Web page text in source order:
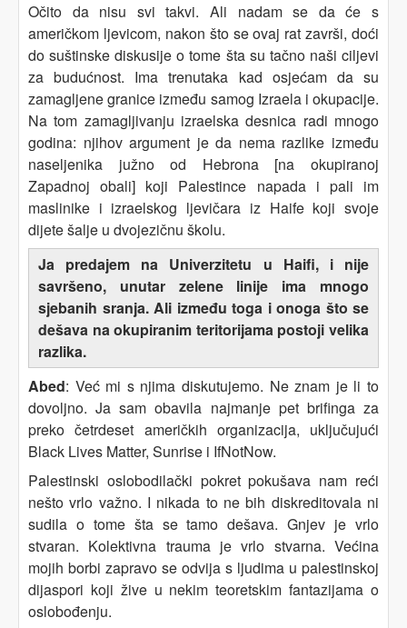
Očito da nisu svi takvi. Ali nadam se da će s
američkom ljevicom, nakon što se ovaj rat završi, doći
do suštinske diskusije o tome šta su tačno naši ciljevi
za budućnost. Ima trenutaka kad osjećam da su
zamagljene granice između samog Izraela i okupacije.
Na tom zamagljivanju izraelska desnica radi mnogo
godina: njihov argument je da nema razlike između
naseljenika južno od Hebrona [na okupiranoj
Zapadnoj obali] koji Palestince napada i pali im
maslinike i izraelskog ljevičara iz Haife koji svoje
dijete šalje u dvojezičnu školu.
Ja predajem na Univerzitetu u Haifi, i nije
savršeno, unutar zelene linije ima mnogo
sjebanih sranja. Ali između toga i onoga što se
dešava na okupiranim teritorijama postoji velika
razlika.
Abed: Već mi s njima diskutujemo. Ne znam je li to
dovoljno. Ja sam obavila najmanje pet brifinga za
preko četrdeset američkih organizacija, uključujući
Black Lives Matter, Sunrise i IfNotNow.
Palestinski oslobodilački pokret pokušava nam reći
nešto vrlo važno. I nikada to ne bih diskreditovala ni
sudila o tome šta se tamo dešava. Gnjev je vrlo
stvaran. Kolektivna trauma je vrlo stvarna. Većina
mojih borbi zapravo se odvija s ljudima u palestinskoj
dijaspori koji žive u nekim teoretskim fantazijama o
oslobođenju.